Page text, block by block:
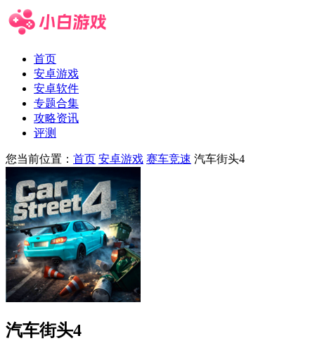
首页
安卓游戏
安卓软件
专题合集
攻略资讯
评测
您当前位置： 首页 安卓游戏 赛车竞速 汽车街头4
汽车街头4